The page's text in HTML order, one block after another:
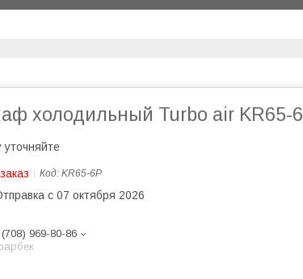
холодильный Turbo air KR65-
уточняйте
Код: KR65-6P
с 07 октября 2026
969-80-86